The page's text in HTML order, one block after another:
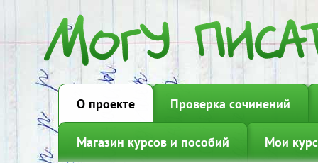
О проекте Проверка сочинений
Магазин курсов и пособий Мои